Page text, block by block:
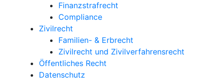
Finanzstrafrecht
Compliance
Zivilrecht
Familien- & Erbrecht
Zivilrecht und Zivilverfahrensrecht
Öffentliches Recht
Datenschutz